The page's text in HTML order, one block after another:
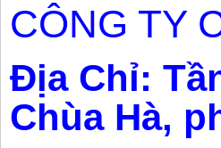
CÔNG TY
Địa Chỉ:
Chùa Hà,